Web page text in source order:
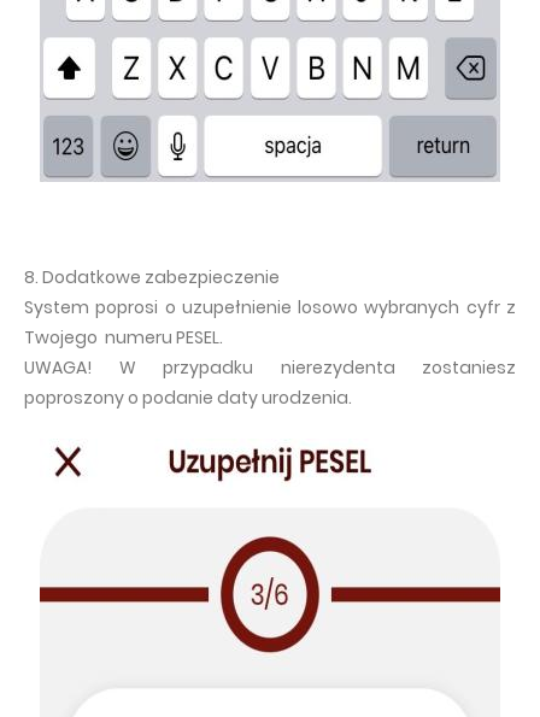
8. Dodatkowe zabezpieczenie
System poprosi o uzupełnienie losowo wybranych cyfr z
Twojego numeru PESEL.
UWAGA! W przypadku nierezydenta zostaniesz
poproszony o podanie daty urodzenia.